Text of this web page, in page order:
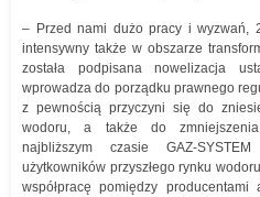
– Przed nami dużo pracy i wyzwań,
intensywny także w obszarze
została podpisana nowelizacja
wprowadza do porządku prawnego
z pewnością przyczyni się do
wodoru, a także do
najbliższym czasie GAZ-
użytkowników przyszłego rynku
współpracę pomiędzy